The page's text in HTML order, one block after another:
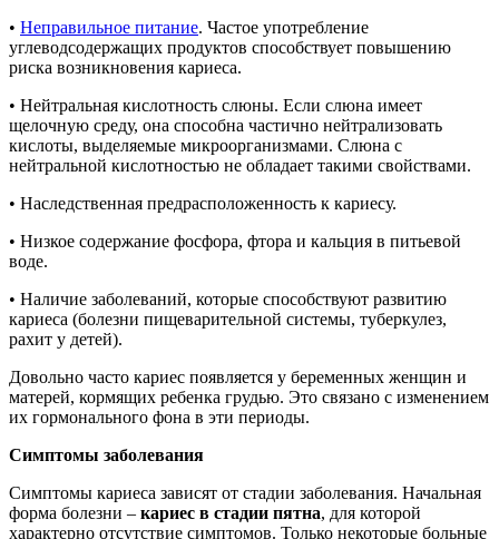
• Неправильное питание. Частое употребление
углеводсодержащих продуктов способствует повышению
риска возникновения кариеса.
• Нейтральная кислотность слюны. Если слюна имеет
щелочную среду, она способна частично нейтрализовать
кислоты, выделяемые микроорганизмами. Слюна с
нейтральной кислотностью не обладает такими свойствами.
• Наследственная предрасположенность к кариесу.
• Низкое содержание фосфора, фтора и кальция в питьевой
воде.
• Наличие заболеваний, которые способствуют развитию
кариеса (болезни пищеварительной системы, туберкулез,
рахит у детей).
Довольно часто кариес появляется у беременных женщин и
матерей, кормящих ребенка грудью. Это связано с изменением
их гормонального фона в эти периоды.
Симптомы заболевания
Симптомы кариеса зависят от стадии заболевания. Начальная
форма болезни – кариес в стадии пятна, для которой
характерно отсутствие симптомов. Только некоторые больные